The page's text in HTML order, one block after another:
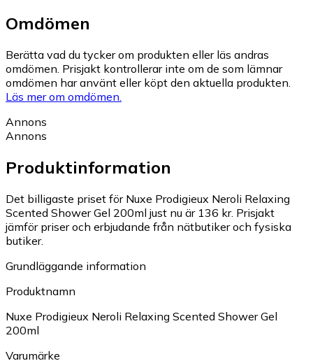
Omdömen
Berätta vad du tycker om produkten eller läs andras
omdömen. Prisjakt kontrollerar inte om de som lämnar
omdömen har använt eller köpt den aktuella produkten.
Läs mer om omdömen.
Annons
Annons
Produktinformation
Det billigaste priset för Nuxe Prodigieux Neroli Relaxing
Scented Shower Gel 200ml just nu är 136 kr. Prisjakt
jämför priser och erbjudande från nätbutiker och fysiska
butiker.
Grundläggande information
Produktnamn
Nuxe Prodigieux Neroli Relaxing Scented Shower Gel
200ml
Varumärke